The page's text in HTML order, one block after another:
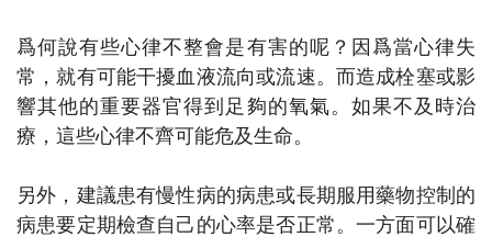
爲何說有些心律不整會是有害的呢？因爲當心律失
常，就有可能干擾血液流向或流速。而造成栓塞或影
響其他的重要器官得到足夠的氧氣。如果不及時治
療，這些心律不齊可能危及生命。
另外，建議患有慢性病的病患或長期服用藥物控制的
病患要定期檢查自己的心率是否正常。一方面可以確